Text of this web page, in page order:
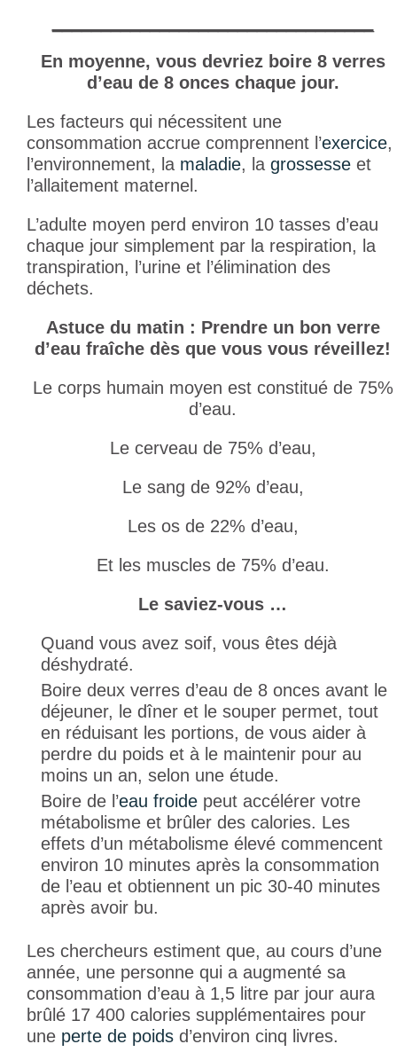
En moyenne, vous devriez boire 8 verres
d’eau de 8 onces chaque jour.
Les facteurs qui nécessitent une
consommation accrue comprennent l’exercice,
l’environnement, la maladie, la grossesse et
l’allaitement maternel.
L’adulte moyen perd environ 10 tasses d’eau
chaque jour simplement par la respiration, la
transpiration, l’urine et l’élimination des
déchets.
Astuce du matin : Prendre un bon verre
d’eau fraîche dès que vous vous réveillez!
Le corps humain moyen est constitué de 75%
d’eau.
Le cerveau de 75% d’eau,
Le sang de 92% d’eau,
Les os de 22% d’eau,
Et les muscles de 75% d’eau.
Le saviez-vous …
Quand vous avez soif, vous êtes déjà
déshydraté.
Boire deux verres d’eau de 8 onces avant le
déjeuner, le dîner et le souper permet, tout
en réduisant les portions, de vous aider à
perdre du poids et à le maintenir pour au
moins un an, selon une étude.
Boire de l’eau froide peut accélérer votre
métabolisme et brûler des calories. Les
effets d’un métabolisme élevé commencent
environ 10 minutes après la consommation
de l’eau et obtiennent un pic 30-40 minutes
après avoir bu.
Les chercheurs estiment que, au cours d’une
année, une personne qui a augmenté sa
consommation d’eau à 1,5 litre par jour aura
brûlé 17 400 calories supplémentaires pour
une perte de poids d’environ cinq livres.